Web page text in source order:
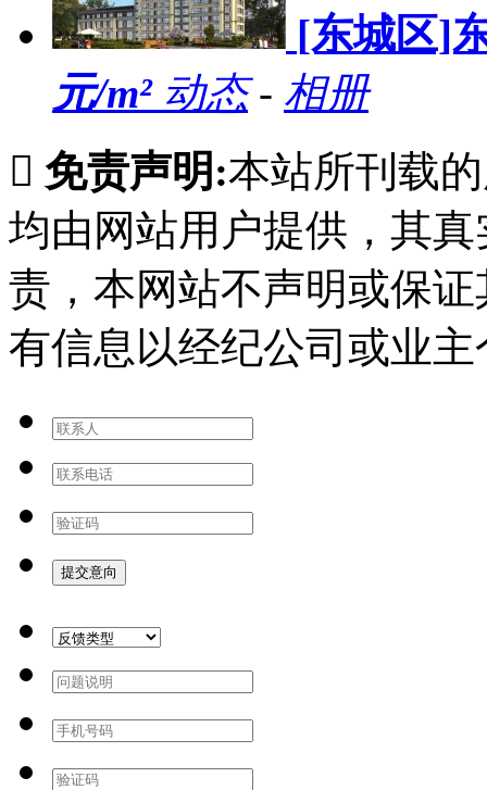
[东城区]
元/m² 动态- 相册
 免责声明:本站所刊载
均由网站用户提供，其
责，本网站不声明或保
有信息以经纪公司或业